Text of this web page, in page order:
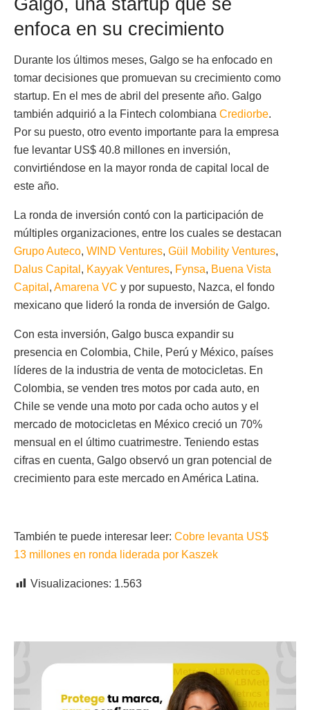
enfoca en su crecimiento
Durante los últimos meses, Galgo se ha enfocado en
tomar decisiones que promuevan su crecimiento como
startup. En el mes de abril del presente año. Galgo
también adquirió a la Fintech colombiana Crediorbe.
Por su puesto, otro evento importante para la empresa
fue levantar US$ 40.8 millones en inversión,
convirtiéndose en la mayor ronda de capital local de
este año.
La ronda de inversión contó con la participación de
múltiples organizaciones, entre los cuales se destacan
Grupo Auteco, WIND Ventures, Güil Mobility Ventures,
Dalus Capital , Kayyak Ventures, Fynsa, Buena Vista
Capital , Amarena VC y por supuesto, Nazca, el fondo
mexicano que lideró la ronda de inversión de Galgo.
Con esta inversión, Galgo busca expandir su
presencia en Colombia, Chile, Perú y México, países
líderes de la industria de venta de motocicletas. En
Colombia, se venden tres motos por cada auto, en
Chile se vende una moto por cada ocho autos y el
mercado de motocicletas en México creció un 70%
mensual en el último cuatrimestre. Teniendo estas
cifras en cuenta, Galgo observó un gran potencial de
crecimiento para este mercado en América Latina.
También te puede interesar leer: Cobre levanta US$
13 millones en ronda liderada por Kaszek
Visualizaciones: 1.563